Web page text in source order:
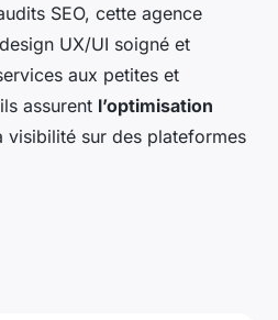
SEO, cette agence
UX/UI soigné et
aux petites et
assurent l’optimisation
visibilité sur des plateformes